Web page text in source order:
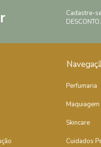
Cadastre-
DESCONTO.
Perfumaria
Maquiagem
Skincare
Cuidados